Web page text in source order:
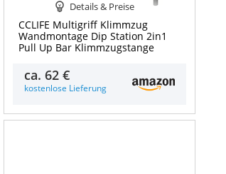
Details & Preise
CCLIFE Multigriff Klimmzug
Wandmontage Dip Station 2in1
Pull Up Bar Klimmzugstange
ca.62 €
kostenlose Lieferung